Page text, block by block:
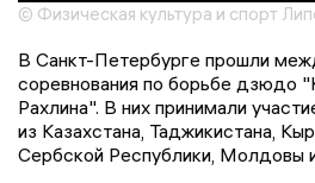
© Физическая культура и спорт
В Санкт-Петербурге прошли
соревнования по борьбе дзюдо
Рахлина". В них принимали
из Казахстана, Таджикистана,
Сербской Республики, Молдовы